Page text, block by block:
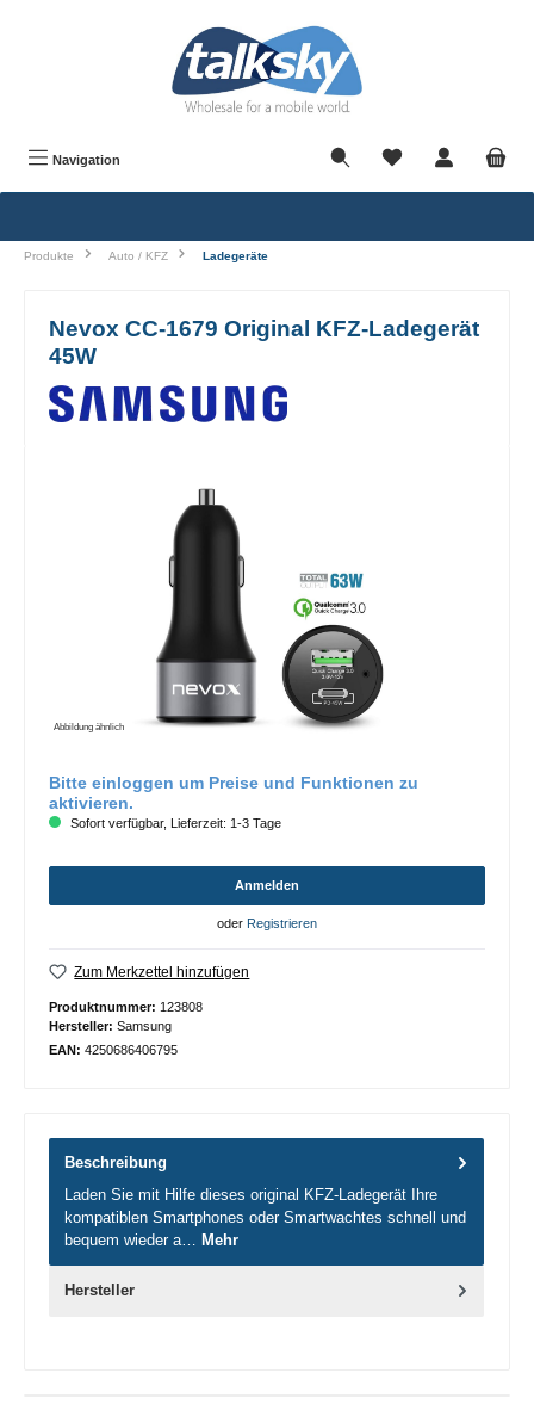
Navigation
Produkte Auto / KFZ Ladegeräte
Nevox CC-1679 Original KFZ-Ladegerät
45W
Abbildung ähnlich
Bitte einloggen um Preise und Funktionen zu
aktivieren.
Sofort verfügbar, Lieferzeit: 1-3 Tage
Anmelden
oder Registrieren
Zum Merkzettel hinzufügen
Produktnummer: 123808
Hersteller: Samsung
EAN: 4250686406795
Beschreibung
Laden Sie mit Hilfe dieses original KFZ-Ladegerät Ihre
kompatiblen Smartphones oder Smartwachtes schnell und
bequem wieder a… Mehr
Hersteller